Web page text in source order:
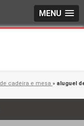
MENU
cadeira e mesa » aluguel